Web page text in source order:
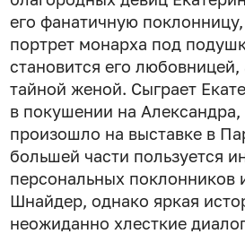
его фанатичную
портрет монарха под
становится его
тайной женой. Сыграет
в покушении на Александра,
произошло на выставке в
большей части пользуется
персональных поклонников
Шнайдер, однако яркая
неожиданно хлесткие